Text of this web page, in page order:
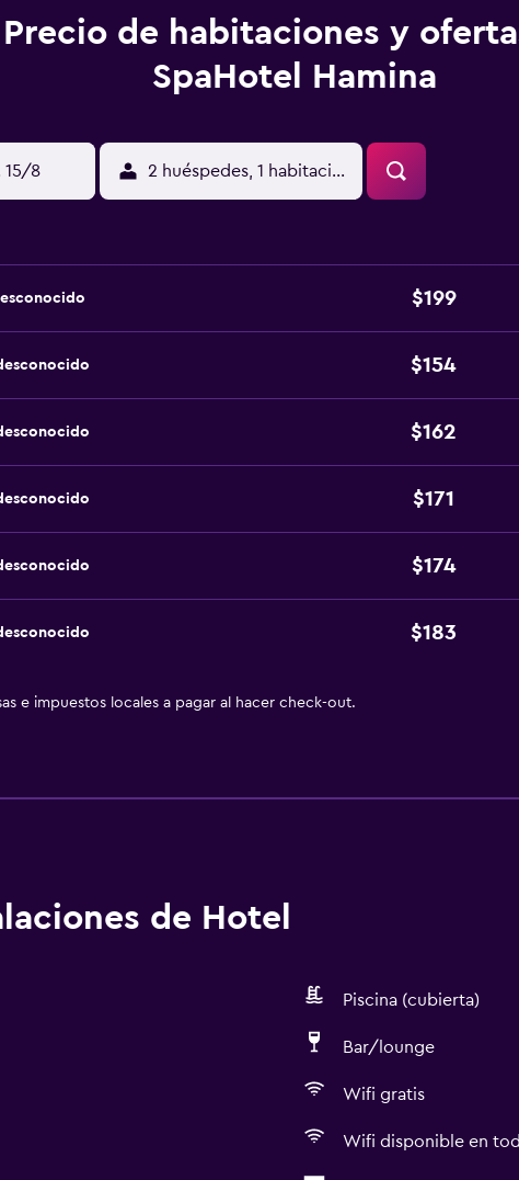
Precio de habitaciones y
SpaHotel Hamina
15/8 2 huéspedes, 1 habitación
$199
$154
$162
$171
$174
$183
e impuestos locales a pagar al hacer check-out.
de Hotel
Piscina (cubierta)
Bar/lounge
Wifi gratis
Wifi disponible en